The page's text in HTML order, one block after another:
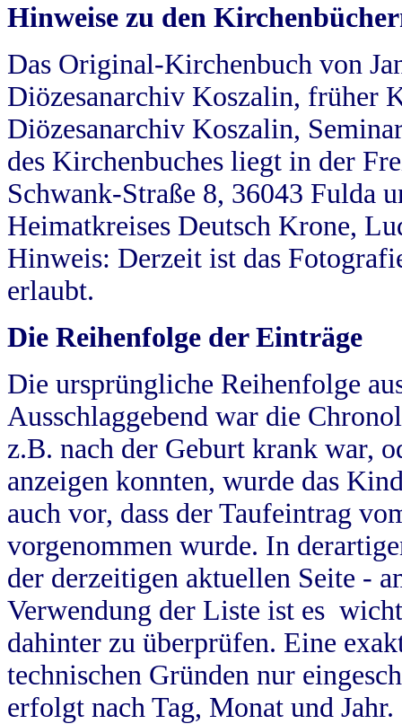
Hinweise zu den
Das Original-Kirchenbuch von
Diözesanarchiv Koszalin, früher
Diözesanarchiv Koszalin,
des Kirchenbuches liegt in der
Schwank-Straße 8, 36043 Fulda
Heimatkreises Deutsch Krone,
Hinweis: Derzeit ist das
erlaubt.
Die Reihenfolge der Einträge
Die ursprüngliche Reihenfolge
Ausschlaggebend war die
z.B. nach der Geburt krank war,
anzeigen konnten, wurde das
auch vor, dass der Taufeintrag
vorgenommen wurde. In
der derzeitigen aktuellen Seite -
Verwendung der Liste ist es
dahinter zu überprüfen. Eine
technischen Gründen nur
erfolgt nach Tag, Monat und Jahr.